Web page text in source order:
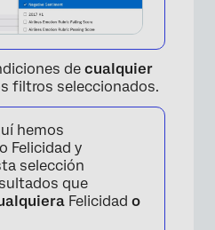
de cualquier
filtros seleccionados.
hemos
Felicidad y
selección
que
Felicidad o